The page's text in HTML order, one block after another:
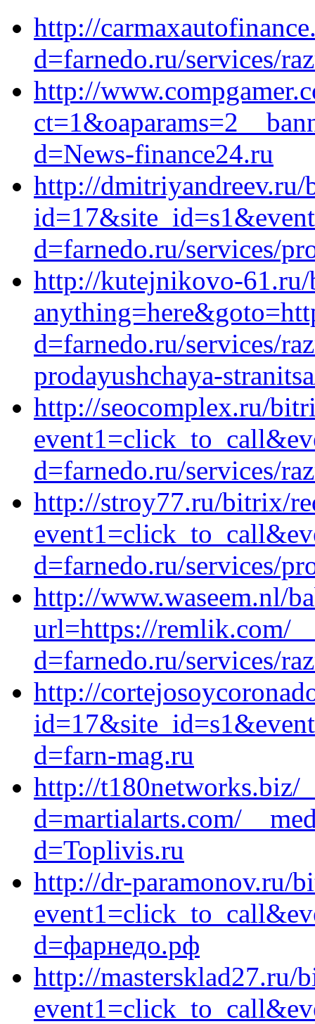
http://
d=farnedo.ru/services/
http://
d=News-finance24.ru
http://
d=farnedo.ru/services/
http://kutejnikovo-
d=farnedo.ru/services/
prodayushchaya-
http://seocomplex.ru/
d=farnedo.ru/services/
http://stroy77.ru/bitrix/
d=farnedo.ru/services/
http://www.waseem.nl/
url=https://remlik.com/
d=farnedo.ru/services/
http://
d=farn-mag.ru
http://t180networks.biz/
d=martialarts.com/
d=Toplivis.ru
http://dr-paramonov.ru/
d=фарнедо.рф
http://mastersklad27.ru/